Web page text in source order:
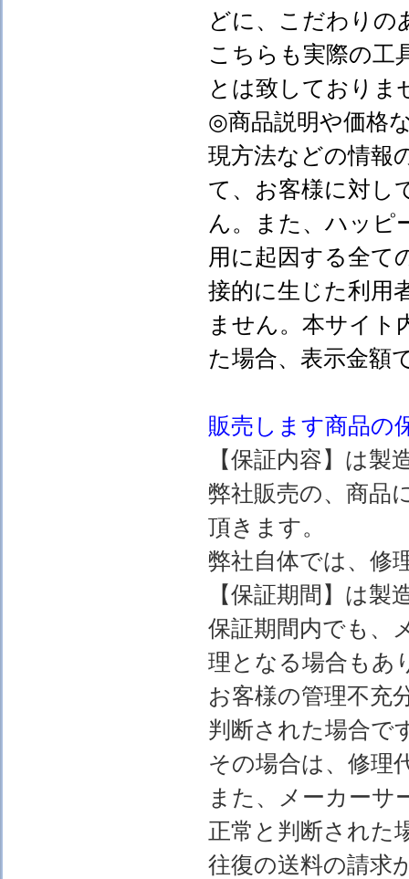
どに、こだわりの
こちらも実際の工
とは致しておりま
◎商品説明や価格
現方法などの情報
て、お客様に対し
ん。また、ハッピ
用に起因する全て
接的に生じた利用
ません。本サイト
た場合、表示金
販売します商品の
【保証内容】は
弊社販売の、商品
頂きます。
弊社自体では、修
【保証期間】は
保証期間内でも、
理となる場合もあ
お客様の管理不充
判断された場合で
その場合は、修理
また、メーカーサ
正常と判断された
往復の送料の請求